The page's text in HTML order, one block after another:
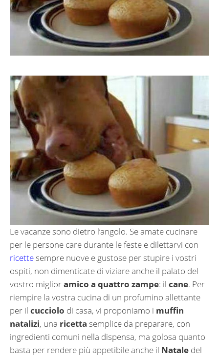
Le vacanze sono dietro l’angolo. Se amate cucinare
per le persone care durante le feste e dilettarvi con
ricettesempre nuove e gustose per stupire i vostri
ospiti, non dimenticate di viziare anche il palato del
vostro miglioramico a quattro zampe: il cane. Per
riempire la vostra cucina di un profumino allettante
per il cucciolo di casa, vi proponiamo i muffin
natalizi, una ricetta semplice da preparare, con
ingredienti comuni nella dispensa, ma golosa quanto
basta per rendere più appetibile anche il Natale del